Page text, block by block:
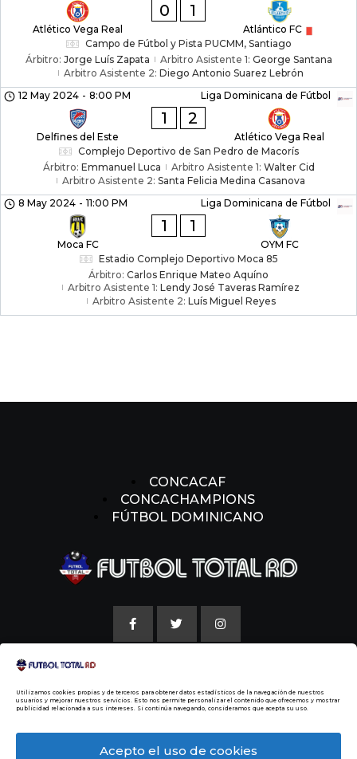
Utilizamos cookies propias y de terceros para obtener datos estadísticos de la navegación de nuestros
usuarios y mejorar nuestros servicios. Esto nos permite personalizar el contenido que ofrecemos y mostrar
publicidad relacionada a sus intereses. Si continúa navegando, consideramos que acepta su uso.
Acepto el uso de cookies
Atlético Vega Real
0 1
Atlántico FC
Campo de Fútbol y Pista PUCMM, Santiago
Árbitro: Jorge Luís Zapata Arbitro Asistente 1: George Santana
Arbitro Asistente 2: Diego Antonio Suarez Lebrón
Liga Dominicana de Fútbol
12 May 2024 - 8:00 PM
Delfines del Este
1 2
Atlético Vega Real
Complejo Deportivo de San Pedro de Macorís
Árbitro: Emmanuel Luca Arbitro Asistente 1: Walter Cid
Arbitro Asistente 2: Santa Felicia Medina Casanova
Liga Dominicana de Fútbol
8 May 2024 - 11:00 PM
Moca FC
1 1
OYM FC
Estadio Complejo Deportivo Moca 85
Árbitro: Carlos Enrique Mateo Aquíno
Arbitro Asistente 1: Lendy José Taveras Ramírez
Arbitro Asistente 2: Luís Miguel Reyes
CONCACAF
CONCACHAMPIONS
FÚTBOL DOMINICANO
POLITICAS DE COOKIE